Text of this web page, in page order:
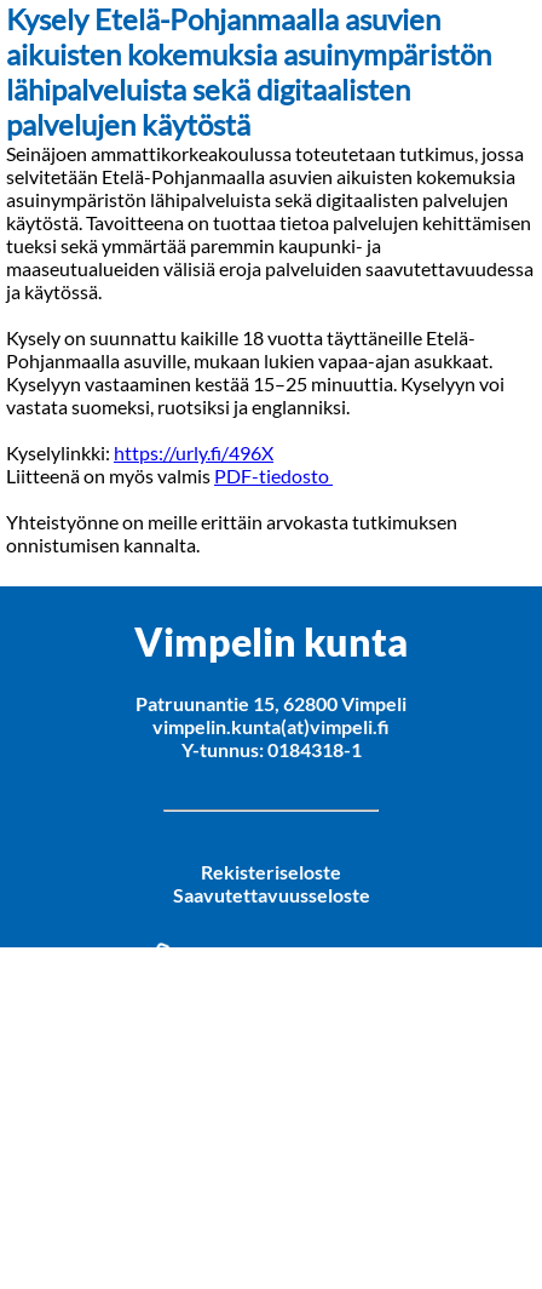
Kysely Etelä-Pohjanmaalla asuvien
aikuisten kokemuksia asuinympäristön
lähipalveluista sekä digitaalisten
palvelujen käytöstä
Seinäjoen ammattikorkeakoulussa toteutetaan tutkimus, jossa
selvitetään Etelä-Pohjanmaalla asuvien aikuisten kokemuksia
asuinympäristön lähipalveluista sekä digitaalisten palvelujen
käytöstä. Tavoitteena on tuottaa tietoa palvelujen kehittämisen
tueksi sekä ymmärtää paremmin kaupunki- ja
maaseutualueiden välisiä eroja palveluiden saavutettavuudessa
ja käytössä.
Kysely on suunnattu kaikille 18 vuotta täyttäneille Etelä-
Pohjanmaalla asuville, mukaan lukien vapaa-ajan asukkaat.
Kyselyyn vastaaminen kestää 15–25 minuuttia. Kyselyyn voi
vastata suomeksi, ruotsiksi ja englanniksi.
Kyselylinkki: https://urly.fi/496X
Liitteenä on myös valmis PDF-tiedosto
Yhteistyönne on meille erittäin arvokasta tutkimuksen
onnistumisen kannalta.
Vimpelin kunta
Patruunantie 15, 62800 Vimpeli
vimpelin.kunta(at)vimpeli.fi
Y-tunnus: 0184318-1
Rekisteriseloste
Saavutettavuusseloste